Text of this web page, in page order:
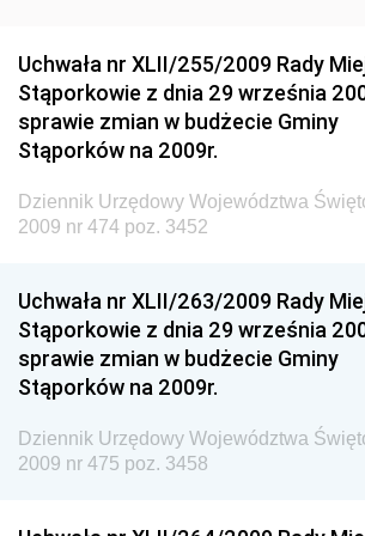
Dziennik Urzędowy Ministra
Materiałów Budowlanych
Dziennik Urzędowy Ministra
Dziennik Urzędowy Głównego
Środowiska
Dziennik Urzędowy Generalnej
Dziennik Urzędowy Ministerstwa
Gospodarki Terenowej i Ochrony
Dziennik Urzędowy Ministerstwa
Gospodarki Przestrzennej
Dziennik Urzędowy Unii
Dziennik Urzędowy Ministerstwa
Uchwała nr XLII/255/2009 Rady
Stąporkowie z dnia 29 września
sprawie zmian w budżecie Gminy
Stąporków na 2009r.
Dziennik Urzędowy Województwa
2009 nr 474 poz. 3452
Uchwała nr XLII/263/2009 Rady
Stąporkowie z dnia 29 września
sprawie zmian w budżecie Gminy
Stąporków na 2009r.
Dziennik Urzędowy Województwa
2009 nr 475 poz. 3458